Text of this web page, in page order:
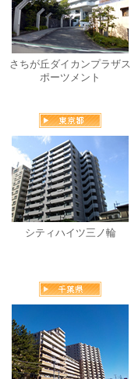
さちが丘ダイカンプラザス
ポーツメント
シティハイツ三ノ輪